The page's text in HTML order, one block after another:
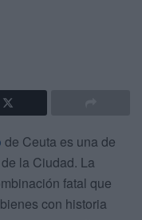
de Ceuta es una de
la Ciudad. La
fatal que
con historia